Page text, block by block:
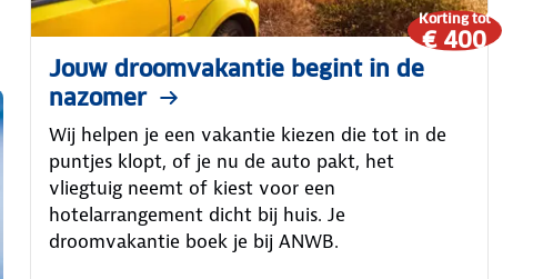
Korting tot
€ 400
Jouw droomvakantie begint in de
nazomer
Wij helpen je een vakantie kiezen die tot in de
puntjes klopt, of je nu de auto pakt, het
vliegtuig neemt of kiest voor een
hotelarrangement dicht bij huis. Je
droomvakantie boek je bij ANWB.